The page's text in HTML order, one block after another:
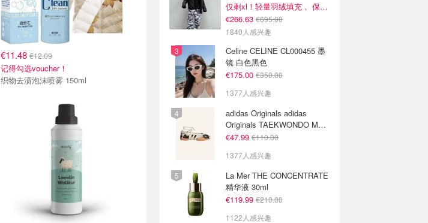
€11.48 €12.09
记得勾选voucher！
织物去渍泡沫喷雾 150ml
仅剩xl！轻量羽绒填充， 保暖不厚重
€266.63 €695.00
1840人感兴趣
Celine CELINE CL000455 墨
镜 白色黑色
€175.00 €350.00
1377人感兴趣
adidas Originals adidas
Originals TAEKWONDO MEI
芭蕾鞋 棕色米色
€47.99 €110.00
1377人感兴趣
La Mer THE CONCENTRATE
精华液 30ml
€119.99 €210.00
1122人感兴趣